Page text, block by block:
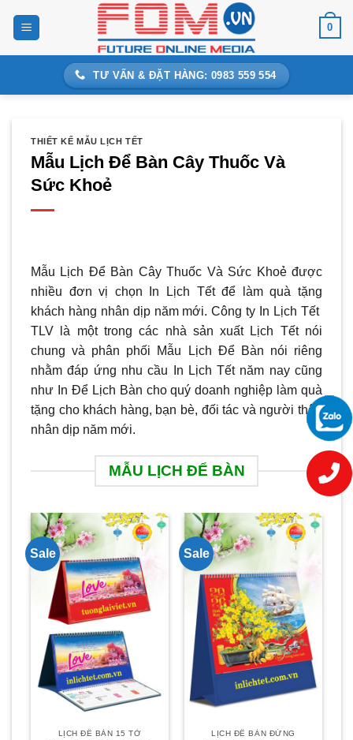
0
TƯ VẤN & ĐẶT HÀNG: 0983 559 554
THIẾT KẾ MẪU LỊCH TẾT
Mẫu Lịch Để Bàn Cây Thuốc Và
Sức Khoẻ
Mẫu Lịch Để Bàn Cây Thuốc Và Sức Khoẻ được
nhiều đơn vị chọn In Lịch Tết để làm quà tặng
khách hàng nhân dịp năm mới. Công ty In Lịch Tết
TLV là một trong các nhà sản xuất Lịch Tết nói
chung và phân phối Mẫu Lịch Để Bàn nói riêng
nhằm đáp ứng nhu cầu In Lịch Tết năm nay cũng
như In Để Lịch Bàn cho quý doanh nghiệp làm quà
tặng cho khách hàng, bạn bè, đối tác và người thân
nhân dịp năm mới.
MẪU LỊCH ĐỂ BÀN
Sale
LỊCH ĐỂ BÀN 15 TỜ
Sale
LỊCH ĐỂ BÀN ĐỨNG